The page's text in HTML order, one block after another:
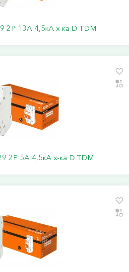
2Р 13А 4,5кА х-ка D TDM
2Р 5А 4,5кА х-ка D TDM